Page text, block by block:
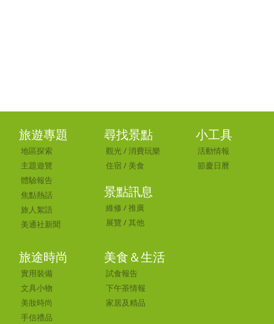
旅遊專題
地區探索
主題遊覽
體驗報告
焦點熱話
旅人絮語
美通社新聞
尋找景點
觀光 /消費玩樂
住宿 / 美食
景點訊息
維修 /推廣
展覽 /其他
小工具
活動情報
節慶日曆
旅途時尚
實用裝備
文具小物
美妝時尚
手信禮品
美食＆生活
試食報告
下午茶情報
家居及精品